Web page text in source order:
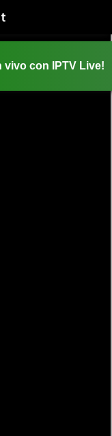
vivo con IPTV Live!